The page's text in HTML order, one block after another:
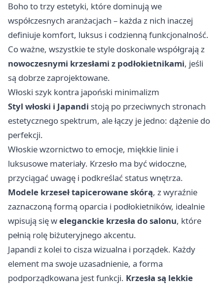
Boho to trzy estetyki, które dominują we
współczesnych aranżacjach – każda z nich inaczej
definiuje komfort, luksus i codzienną funkcjonalność.
Co ważne, wszystkie te style doskonale współgrają z
nowoczesnymi krzesłami z podłokietnikami, jeśli
są dobrze zaprojektowane.
Włoski szyk kontra japoński minimalizm
Styl włoski i Japandi stoją po przeciwnych stronach
estetycznego spektrum, ale łączy je jedno: dążenie do
perfekcji.
Włoskie wzornictwo to emocje, miękkie linie i
luksusowe materiały. Krzesło ma być widoczne,
przyciągać uwagę i podkreślać status wnętrza.
Modele krzeseł tapicerowane skórą, z wyraźnie
zaznaczoną formą oparcia i podłokietników, idealnie
wpisują się weleganckie krzesła do salonu, które
pełnią rolę biżuteryjnego akcentu.
Japandi z kolei to cisza wizualna i porządek. Każdy
element ma swoje uzasadnienie, a forma
podporządkowana jest funkcji. Krzesła są lekkie